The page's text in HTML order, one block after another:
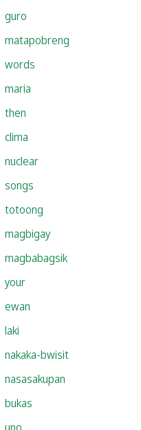
guro
matapobreng
words
maria
then
clima
nuclear
songs
totoong
magbigay
magbabagsik
your
ewan
laki
nakaka-bwisit
nasasakupan
bukas